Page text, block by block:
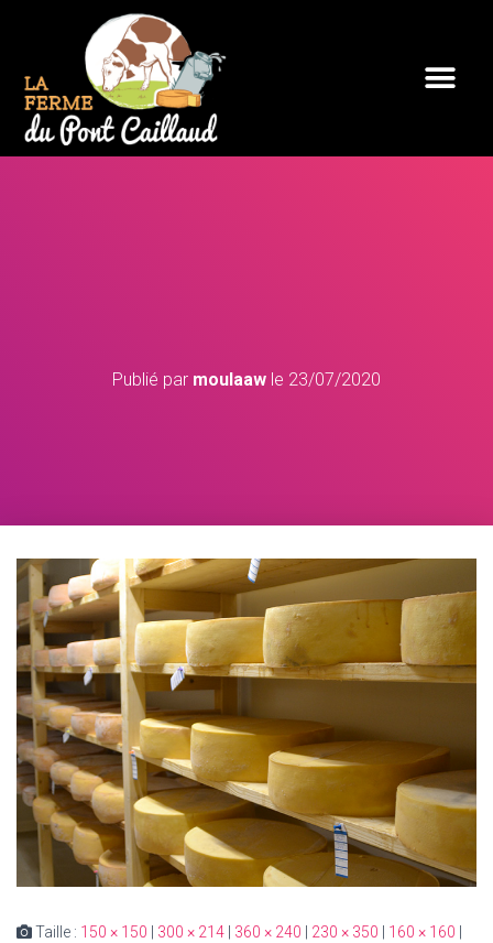
Publié par moulaaw le 23/07/2020
Taille : 150 × 150 300 × 214 360 × 240 230 × 350 160 × 160